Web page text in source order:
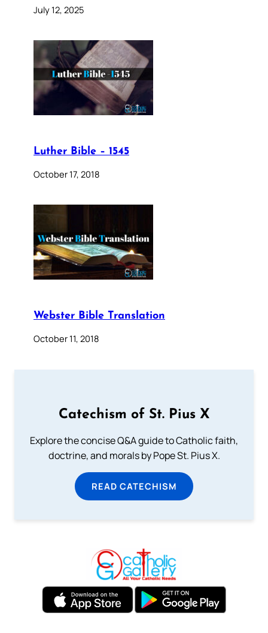
July 12, 2025
Luther Bible – 1545
October 17, 2018
Webster Bible Translation
October 11, 2018
Catechism of St. Pius X
Explore the concise Q&A guide to Catholic faith,
doctrine, and morals by Pope St. Pius X.
READ CATECHISM